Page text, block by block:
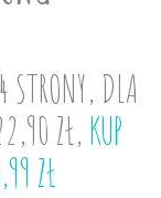
DLA
ZŁ, KUP
ZŁ